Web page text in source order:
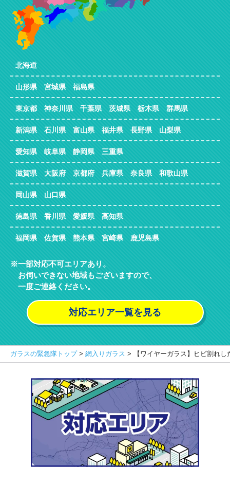
北海道
山形県 宮城県 福島県
東京都 神奈川県 千葉県 茨城県 栃木県 群馬県
新潟県 石川県 富山県 福井県 長野県 山梨県
愛知県 岐阜県 静岡県 三重県
滋賀県 大阪府 京都府 兵庫県 奈良県 和歌山県
岡山県 山口県
徳島県 香川県 愛媛県 高知県
福岡県 佐賀県 熊本県 宮崎県 鹿児島県
一部対応不可エリアあり。
お伺いできない地域もございますので、
一度ご連絡ください。
対応エリア一覧を見る
ガラスの緊急隊トップ> 網入りガラス > 【ワイヤーガラス】ヒビ割れ